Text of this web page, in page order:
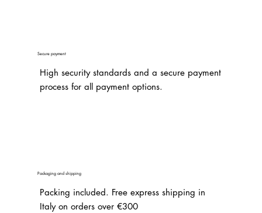
Secure payment
High security standards and a secure payment
process for all payment options.
Packaging and shipping
Packing included. Free express shipping in
Italy on orders over €300